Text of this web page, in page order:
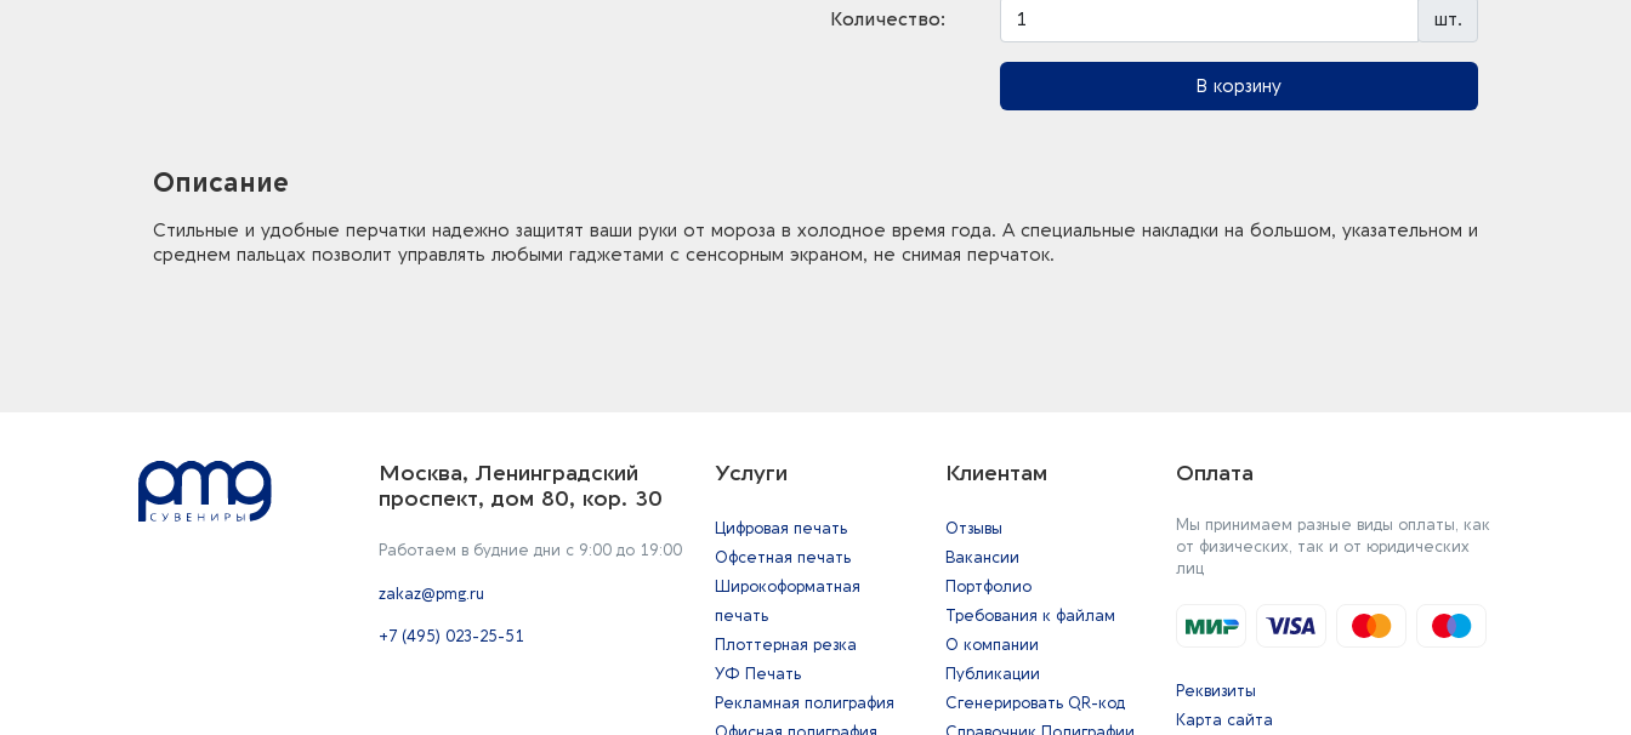
Количество: шт.
В корзину
Описание
Стильные и удобные перчатки надежно защитят ваши руки от мороза в холодное время года. А специальные накладки на большом, указательном и
среднем пальцах позволит управлять любыми гаджетами с сенсорным экраном, не снимая перчаток.
Москва, Ленинградский
проспект, дом 80, кор. 30
Работаем в будние дни с 9:00 до 19:00
zakaz@pmg.ru
+7 (495) 023-25-51
Услуги
Цифровая печать
Офсетная печать
Широкоформатная
печать
Плоттерная резка
УФ Печать
Рекламная полиграфия
Клиентам
Отзывы
Вакансии
Портфолио
Требования к файлам
О компании
Публикации
Сгенерировать QR-код
Оплата
Мы принимаем разные виды оплаты, как
от физических, так и от юридических
лиц
Реквизиты
Карта сайта